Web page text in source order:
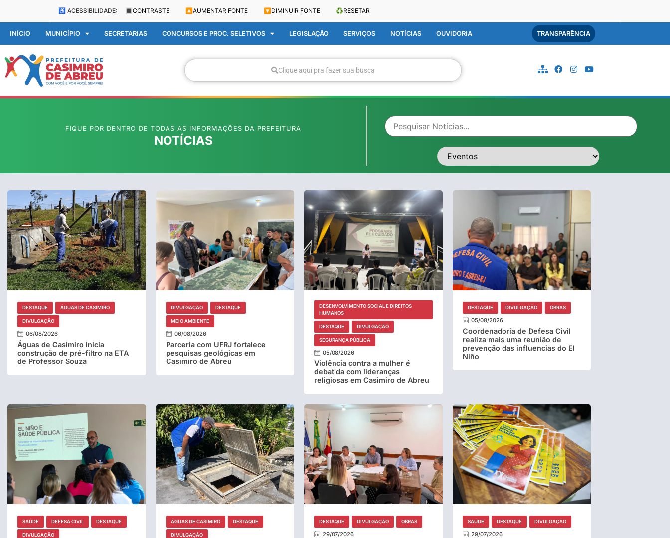
♿ ACESSIBILIDADE: 🔳 CONTRASTE 🔼 AUMENTAR FONTE 🔽 DIMINUIR FONTE ♻️RESETAR
INÍCIO MUNICÍPIO SECRETARIAS CONCURSOS E PROC. SELETIVOS LEGISLAÇÃO SERVIÇOS NOTÍCIAS OUVIDORIA TRANSPARÊNCIA
Clique aqui pra fazer sua busca
FIQUE POR DENTRO DE TODAS AS INFORMAÇÕES DA PREFEITURA
NOTÍCIAS
DESTAQUE ÁGUAS DE CASIMIRO
DIVULGAÇÃO
06/08/2026
Águas de Casimiro inicia
construção de pré-filtro na ETA
de Professor Souza
DIVULGAÇÃO DESTAQUE
MEIO AMBIENTE
06/08/2026
Parceria com UFRJ fortalece
pesquisas geológicas em
Casimiro de Abreu
DESENVOLVIMENTO SOCIAL E DIREITOS
HUMANOS
DESTAQUE DIVULGAÇÃO
SEGURANÇA PÚBLICA
05/08/2026
Violência contra a mulher é
debatida com lideranças
religiosas em Casimiro de Abreu
DESTAQUE DIVULGAÇÃO OBRAS
05/08/2026
Coordenadoria de Defesa Civil
realiza mais uma reunião de
prevenção das influencias do El
Niño
SAÚDE DEFESA CIVIL DESTAQUE
DIVULGAÇÃO
ÁGUAS DE CASIMIRO DESTAQUE
DIVULGAÇÃO
DESTAQUE DIVULGAÇÃO OBRAS
29/07/2026
SAÚDE DESTAQUE DIVULGAÇÃO
29/07/2026